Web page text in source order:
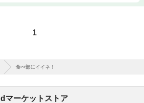
1
食べ部にイイネ！
dマーケットストア